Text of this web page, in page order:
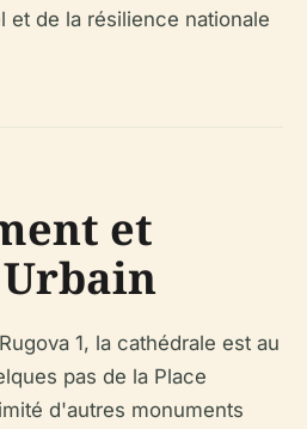
et de la résilience nationale
et
1, la cathédrale est au
pas de la Place
d'autres monuments